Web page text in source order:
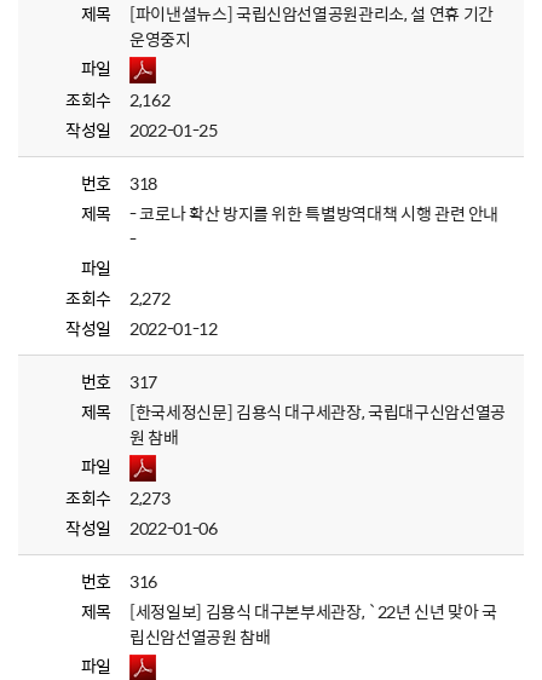
제목
[파이낸셜뉴스] 국립신암선열공원관리소, 설 연휴 기간
운영중지
파일
조회수
2,162
작성일
2022-01-25
번호
318
제목
- 코로나 확산 방지를 위한 특별방역대책 시행 관련 안내
-
파일
조회수
2,272
작성일
2022-01-12
번호
317
제목
[한국세정신문] 김용식 대구세관장, 국립대구신암선열공
원 참배
파일
조회수
2,273
작성일
2022-01-06
번호
316
제목
[세정일보] 김용식 대구본부세관장, `22년 신년 맞아 국
립신암선열공원 참배
파일